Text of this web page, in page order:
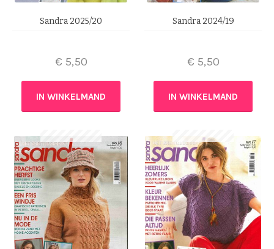
Sandra 2025/20
€ 5,50
IN WINKELMAND
Sandra 2024/19
€ 5,50
IN WINKELMAND